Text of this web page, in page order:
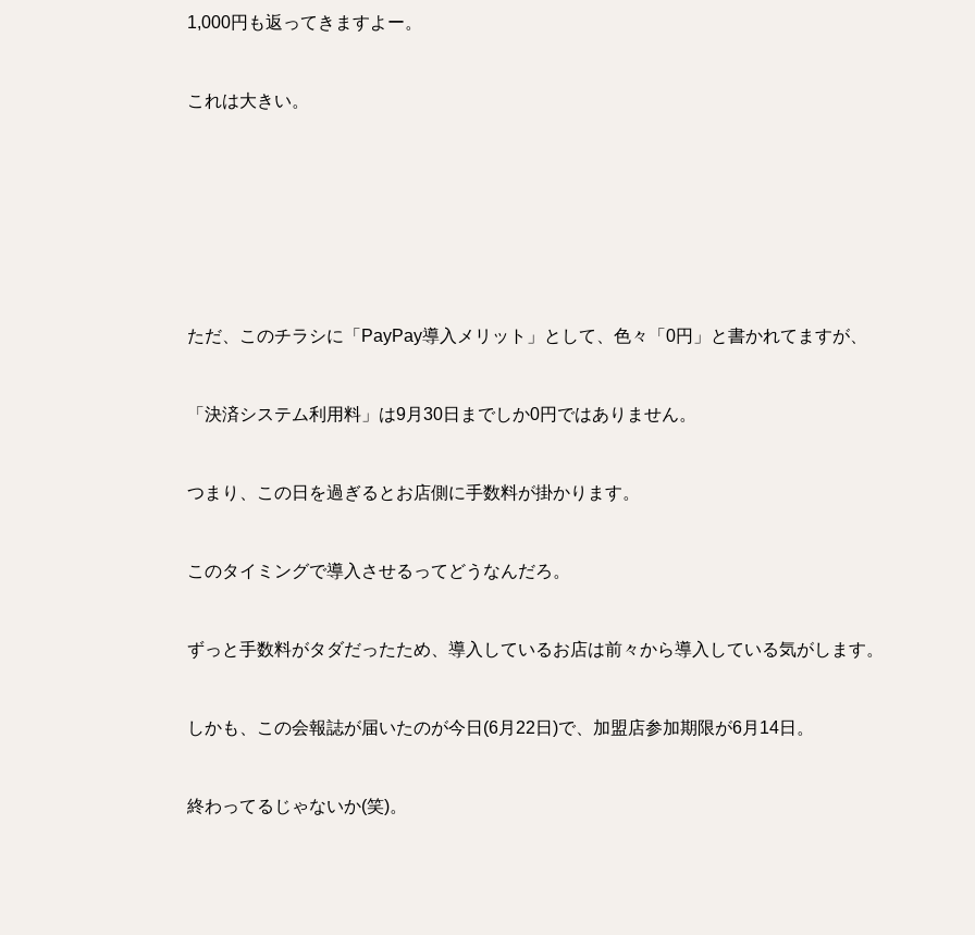
1,000円も返ってきますよー。
これは大きい。
ただ、このチラシに「PayPay導入メリット」として、色々「0円」と書かれてますが、
「決済システム利用料」は9月30日までしか0円ではありません。
つまり、この日を過ぎるとお店側に手数料が掛かります。
このタイミングで導入させるってどうなんだろ。
ずっと手数料がタダだったため、導入しているお店は前々から導入している気がします。
しかも、この会報誌が届いたのが今日(6月22日)で、加盟店参加期限が6月14日。
終わってるじゃないか(笑)。